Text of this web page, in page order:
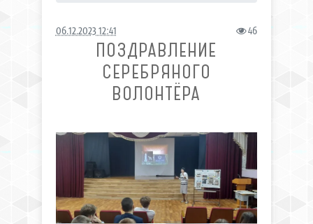
06.12.2023 12:41 46
ПОЗДРАВЛЕНИЕ
СЕРЕБРЯНОГО
ВОЛОНТЁРА